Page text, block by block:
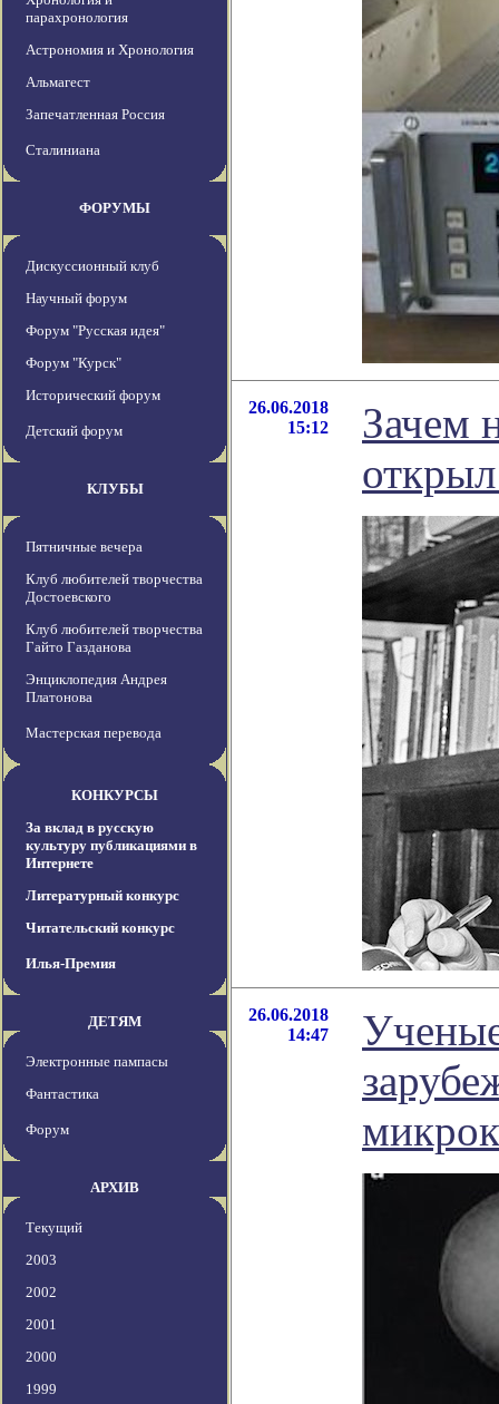
парахронология
Астрономия и Хронология
Альмагест
Запечатленная Россия
Сталиниана
ФОРУМЫ
Дискуссионный клуб
Научный форум
Форум "Русская идея"
Форум "Курск"
Исторический форум
Детский форум
КЛУБЫ
Пятничные вечера
Клуб любителей творчества
Достоевского
Клуб любителей творчества
Гайто Газданова
Энциклопедия Андрея
Платонова
Мастерская перевода
КОНКУРСЫ
За вклад в русскую
культуру публикациями в
Интернете
Литературный конкурс
Читательский конкурс
Илья-Премия
ДЕТЯМ
Электронные пампасы
Фантастика
Форум
АРХИВ
Текущий
2003
2002
2001
2000
1999
26.06.2018
15:12
Зачем
26.06.2018
14:47